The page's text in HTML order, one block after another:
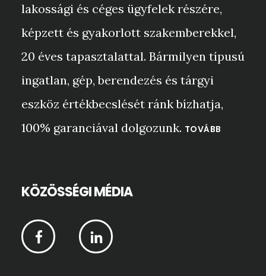
lakossági és céges ügyfelek részére,
képzett és gyakorlott szakemberekkel,
20 éves tapasztalattal. Bármilyen típusú
ingatlan, gép, berendezés és tárgyi
eszköz értékbecslését ránk bízhatja,
100% garanciával dolgozunk. TOVÁBB
KÖZÖSSÉGI MÉDIA